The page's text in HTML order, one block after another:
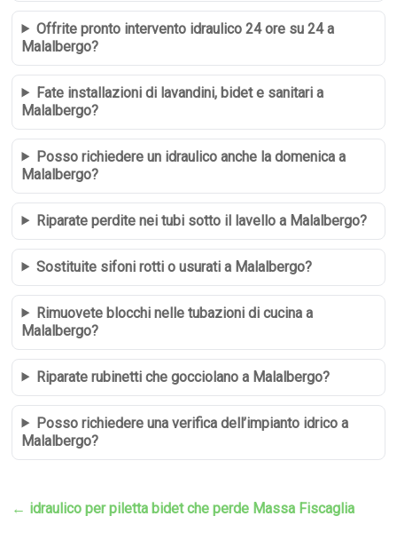
Offrite pronto intervento idraulico 24 ore su 24 a
Malalbergo?
Fate installazioni di lavandini, bidet e sanitari a
Malalbergo?
Posso richiedere un idraulico anche la domenica a
Malalbergo?
Riparate perdite nei tubi sotto il lavello a Malalbergo?
Sostituite sifoni rotti o usurati a Malalbergo?
Rimuovete blocchi nelle tubazioni di cucina a
Malalbergo?
Riparate rubinetti che gocciolano a Malalbergo?
Posso richiedere una verifica dell’impianto idrico a
Malalbergo?
← idraulico per piletta bidet che perde Massa Fiscaglia